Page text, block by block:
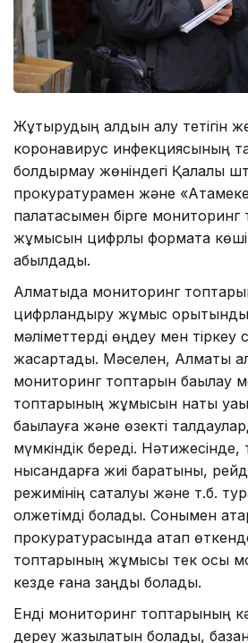
Жұқтырудың алдын алу тетігін
коронавирус инфекциясының
болдырмау жөніндегі Қалалық
прокуратурамен және
палатасымен бірге
жұмысын цифрлық форматқа
қабылдады.
Алматыда мониторинг
цифрландыру жұмыс
мәліметтерді өңдеу мен тіркеу
жақсартады. Мәселен, Алматы
мониторинг топтарын бақылау
топтарының жұмысын нақты
бақылауға және өзекті
мүмкіндік береді. Нәтижесінде,
нысандарға жиі баратыны,
режимінің сақталуы және т.б.
қолжетімді болады. Сонымен
прокуратурасында атап
топтарының жұмысы тек осы
кезде ғана заңды болады.
Енді мониторинг топтарының
дереу жазылатын болады,